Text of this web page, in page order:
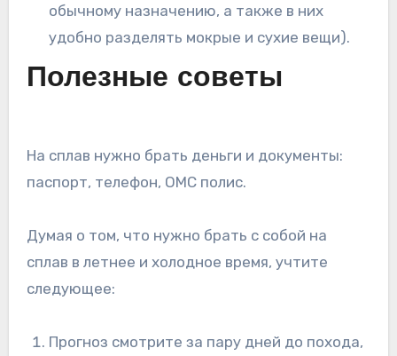
обычному назначению, а также в них
удобно разделять мокрые и сухие вещи).
Полезные советы
На сплав нужно брать деньги и документы:
паспорт, телефон, ОМС полис.
Думая о том, что нужно брать с собой на
сплав в летнее и холодное время, учтите
следующее:
Прогноз смотрите за пару дней до похода,